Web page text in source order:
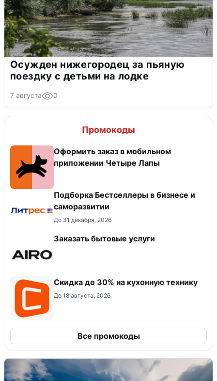
Осужден нижегородец за пьяную
поездку с детьми на лодке
7 августа 0
Промокоды
Оформить заказ в мобильном
приложении Четыре Лапы
Подборка Бестселлеры в бизнесе и
саморазвитии
До 31 декабря, 2026
Заказать бытовые услуги
Скидка до 30% на кухонную технику
До 18 августа, 2026
Все промокоды